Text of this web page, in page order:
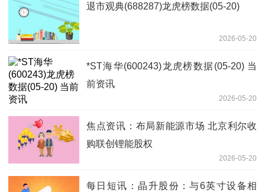
退市观典(688287)龙虎榜数据(05-20)
2026-05-20
*ST海华(600243)龙虎榜数据(05-20) 当
前资讯
2026-05-20
焦点资讯：布局新能源市场 北京利尔收
购联创锂能股权
2026-05-20
每日短讯：晶升股份：与6英寸设备相